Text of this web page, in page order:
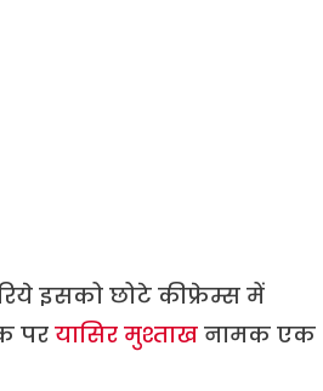
इसको छोटे कीफ्रेम्स में
पर यासिर मुश्ताख नामक एक